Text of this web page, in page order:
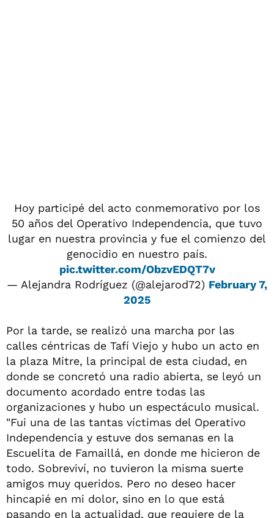
Hoy participé del acto conmemorativo por los
50 años del Operativo Independencia, que tuvo
lugar en nuestra provincia y fue el comienzo del
genocidio en nuestro país.
pic.twitter.com/ObzvEDQT7v
— Alejandra Rodríguez (@alejarod72) February 7,
2025
Por la tarde, se realizó una marcha por las
calles céntricas de Tafí Viejo y hubo un acto en
la plaza Mitre, la principal de esta ciudad, en
donde se concretó una radio abierta, se leyó un
documento acordado entre todas las
organizaciones y hubo un espectáculo musical.
"Fui una de las tantas víctimas del Operativo
Independencia y estuve dos semanas en la
Escuelita de Famaillá, en donde me hicieron de
todo. Sobreviví, no tuvieron la misma suerte
amigos muy queridos. Pero no deseo hacer
hincapié en mi dolor, sino en lo que está
pasando en la actualidad, que requiere de la